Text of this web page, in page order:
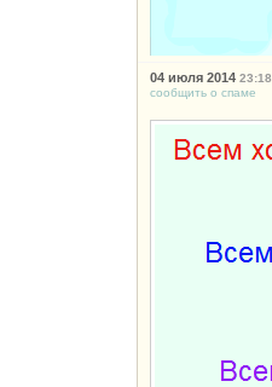
04 июля 2014 23:18
сообщить о спаме